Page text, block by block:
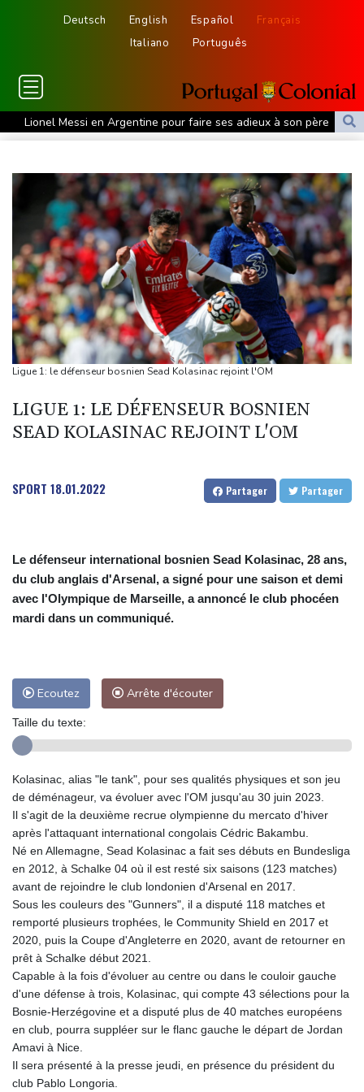
Deutsch English Español
Français
Italiano
Português
Lionel Messi en Argentine pour faire ses adieux à son père
décédé
Colombie: deux attaques marquent le premier jour du président
de la Espriella au pouvoir
MotoGP: "Confiant" et dominateur, Martin favori à Silverstone
Tour de France: Vollering domine Niewiadoma à Nice et endosse
le maillot jaune
Retour timide des touristes au Porge, encore meurtri par le
mégafeu
Zelensky avertit que l'hiver sera difficile pour l'Ukraine, 4 morts
dans des frappes dans la région de Kiev
Que peut-on attendre du pacte de défense scellé par Ryad,
Ankara et Islamabad?
Foot: le père et agent de Lionel Messi décède à l'âge de 68 ans
Magyar pour devenir président
Ligue 1: le défenseur bosnien Sead Kolasinac rejoint l'OM
LIGUE 1: LE DÉFENSEUR BOSNIEN
SEAD KOLASINAC REJOINT L'OM
SPORT 18.01.2022 Partager Partager
Le défenseur international bosnien Sead Kolasinac, 28 ans,
du club anglais d'Arsenal, a signé pour une saison et demi
avec l'Olympique de Marseille, a annoncé le club phocéen
mardi dans un communiqué.
Ecoutez Arrête d'écouter
Taille du texte:
Kolasinac, alias "le tank", pour ses qualités physiques et son jeu
de déménageur, va évoluer avec l'OM jusqu'au 30 juin 2023.
Il s'agit de la deuxième recrue olympienne du mercato d'hiver
après l'attaquant international congolais Cédric Bakambu.
Né en Allemagne, Sead Kolasinac a fait ses débuts en Bundesliga
en 2012, à Schalke 04 où il est resté six saisons (123 matches)
avant de rejoindre le club londonien d'Arsenal en 2017.
Sous les couleurs des "Gunners", il a disputé 118 matches et
remporté plusieurs trophées, le Community Shield en 2017 et
2020, puis la Coupe d'Angleterre en 2020, avant de retourner en
prêt à Schalke début 2021.
Capable à la fois d'évoluer au centre ou dans le couloir gauche
d'une défense à trois, Kolasinac, qui compte 43 sélections pour la
Bosnie-Herzégovine et a disputé plus de 40 matches européens
en club, pourra suppléer sur le flanc gauche le départ de Jordan
Amavi à Nice.
Il sera présenté à la presse jeudi, en présence du président du
club Pablo Longoria.